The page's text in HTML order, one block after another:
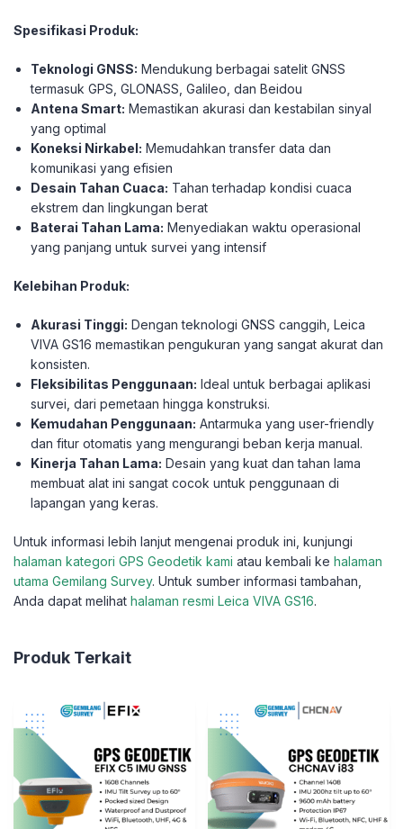
Spesifikasi Produk:
Teknologi GNSS: Mendukung berbagai satelit GNSS
termasuk GPS, GLONASS, Galileo, dan Beidou
Antena Smart: Memastikan akurasi dan kestabilan sinyal
yang optimal
Koneksi Nirkabel: Memudahkan transfer data dan
komunikasi yang efisien
Desain Tahan Cuaca: Tahan terhadap kondisi cuaca
ekstrem dan lingkungan berat
Baterai Tahan Lama: Menyediakan waktu operasional
yang panjang untuk survei yang intensif
Kelebihan Produk:
Akurasi Tinggi: Dengan teknologi GNSS canggih, Leica
VIVA GS16 memastikan pengukuran yang sangat akurat dan
konsisten.
Fleksibilitas Penggunaan: Ideal untuk berbagai aplikasi
survei, dari pemetaan hingga konstruksi.
Kemudahan Penggunaan: Antarmuka yang user-friendly
dan fitur otomatis yang mengurangi beban kerja manual.
Kinerja Tahan Lama: Desain yang kuat dan tahan lama
membuat alat ini sangat cocok untuk penggunaan di
lapangan yang keras.
Untuk informasi lebih lanjut mengenai produk ini, kunjungi
halaman kategori GPS Geodetik kami atau kembali ke halaman
utama Gemilang Survey. Untuk sumber informasi tambahan,
Anda dapat melihat halaman resmi Leica VIVA GS16.
Produk Terkait